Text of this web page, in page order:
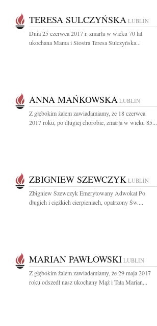
TERESA SULCZYŃSKA LUBLIN
Dnia 25 czerwca 2017 r. zmarła w wieku 70 lat
ukochana Mama i Siostra Teresa Sulczyńska...
ANNA MAŃKOWSKA LUBLIN
Z głębokim żalem zawiadamiamy, że 18 czerwca
2017 roku, po długiej chorobie, zmarła w wieku 85...
ZBIGNIEW SZEWCZYK LUBLIN
Zbigniew Szewczyk Emerytowany Adwokat Po
długich i ciężkich cierpieniach, opatrzony Św....
MARIAN PAWŁOWSKI LUBLIN
Z głębokim żalem zawiadamiamy, że 29 maja 2017
roku odszedł nasz ukochany Mąż i Tata Marian...